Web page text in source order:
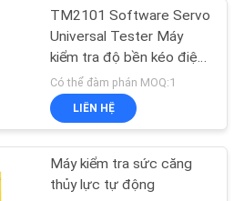
TM2101 Software Servo
Universal Tester Máy
kiểm tra độ bền kéo điện
tử
Có thể đàm phán MOQ:1
LIÊN HỆ
Máy kiểm tra sức căng
thủy lực tự động